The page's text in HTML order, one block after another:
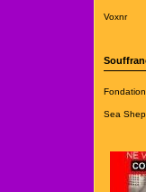
Voxnr
Sea